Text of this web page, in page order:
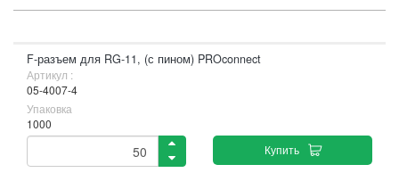
F-разъем для RG-11, (с пином) PROconnect
Артикул :
05-4007-4
Упаковка
1000
Купить